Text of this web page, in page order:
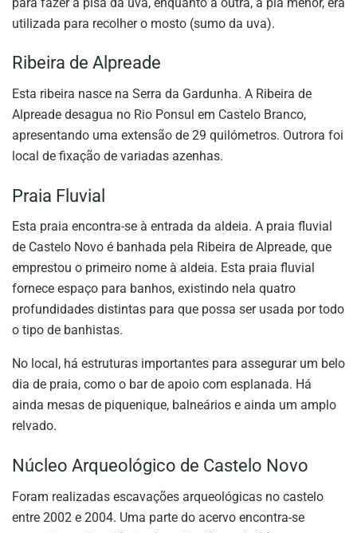
utilizada para recolher o mosto (sumo da uva).
Ribeira de Alpreade
Esta ribeira nasce na Serra da Gardunha. A Ribeira de
Alpreade desagua no Rio Ponsul em Castelo Branco,
apresentando uma extensão de 29 quilómetros. Outrora foi
local de fixação de variadas azenhas.
Praia Fluvial
Esta praia encontra-se à entrada da aldeia. A praia fluvial
de Castelo Novo é banhada pela Ribeira de Alpreade, que
emprestou o primeiro nome à aldeia. Esta praia fluvial
fornece espaço para banhos, existindo nela quatro
profundidades distintas para que possa ser usada por todo
o tipo de banhistas.
No local, há estruturas importantes para assegurar um belo
dia de praia, como o bar de apoio com esplanada. Há
ainda mesas de piquenique, balneários e ainda um amplo
relvado.
Núcleo Arqueológico de Castelo Novo
Foram realizadas escavações arqueológicas no castelo
entre 2002 e 2004. Uma parte do acervo encontra-se